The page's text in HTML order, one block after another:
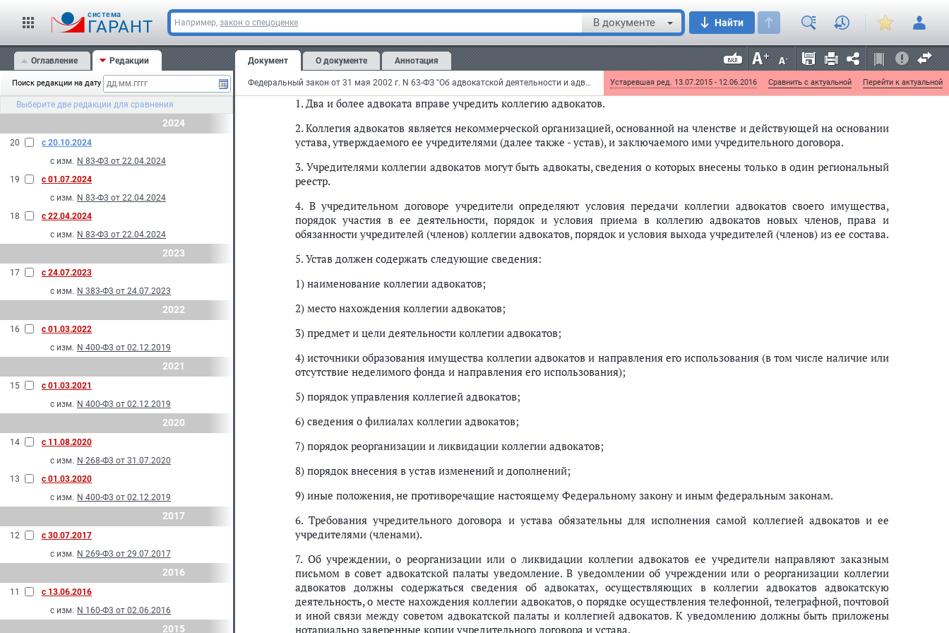
cистема
ГАРАНТ Например, закон о спецоценке В документе Найти
Оглавление Редакции
Поиск редакции на дату
Выберите две редакции для сравнения
2024
20
с 20.10.2024
с изм. N 83-Ф3 от 22.04.2024
19
с 01.07.2024
с изм. N 83-Ф3 от 22.04.2024
18
с 22.04.2024
с изм. N 83-Ф3 от 22.04.2024
2023
17
с 24.07.2023
с изм. N 383-Ф3 от 24.07.2023
2022
16
с 01.03.2022
с изм. N 400-Ф3 от 02.12.2019
2021
15
с 01.03.2021
с изм. N 400-Ф3 от 02.12.2019
2020
14
с 11.08.2020
с изм. N 268-Ф3 от 31.07.2020
13
с 01.03.2020
с изм. N 400-Ф3 от 02.12.2019
2017
12
с 30.07.2017
с изм. N 269-Ф3 от 29.07.2017
2016
11
с 13.06.2016
с изм. N 160-Ф3 от 02.06.2016
2015
Документ О документе Аннотация
Федеральный закон от 31 мая 2002 г. N 63-ФЗ "Об адвокатской деятельности и адвокатуре в Российской Федерации" Устаревшая ред. 13.07.2015 - 12.06.2016 Сравнить с актуальной Перейти к актуальной
Федеральным закономот 20 декабря 2004 г. N 163-ФЗ в статью 22 настоящего Федерального закона внесены изменения
См. текст статьи в предыдущей редакции
Статья 22.Коллегия адвокатов
1. Два и более адвоката вправе учредить коллегию адвокатов.
2. Коллегия адвокатов является некоммерческой организацией, основанной на членстве и действующей на основании
устава, утверждаемого ее учредителями (далее также - устав), и заключаемого ими учредительного договора.
3. Учредителями коллегии адвокатов могут быть адвокаты, сведения о которых внесены только в один региональный
реестр.
4. В учредительном договоре учредители определяют условия передачи коллегии адвокатов своего имущества,
порядок участия в ее деятельности, порядок и условия приема в коллегию адвокатов новых членов, права и
обязанности учредителей (членов) коллегии адвокатов, порядок и условия выхода учредителей (членов) из ее состава.
5. Устав должен содержать следующие сведения:
1) наименование коллегии адвокатов;
2) место нахождения коллегии адвокатов;
3) предмет и цели деятельности коллегии адвокатов;
4) источники образования имущества коллегии адвокатов и направления его использования (в том числе наличие или
отсутствие неделимого фонда и направления его использования);
5) порядок управления коллегией адвокатов;
6) сведения о филиалах коллегии адвокатов;
7) порядок реорганизации и ликвидации коллегии адвокатов;
8) порядок внесения в устав изменений и дополнений;
9) иные положения, не противоречащие настоящему Федеральному закону и иным федеральным законам.
6. Требования учредительного договора и устава обязательны для исполнения самой коллегией адвокатов и ее
учредителями (членами).
7. Об учреждении, о реорганизации или о ликвидации коллегии адвокатов ее учредители направляют заказным
письмом в совет адвокатской палаты уведомление. В уведомлении об учреждении или о реорганизации коллегии
адвокатов должны содержаться сведения об адвокатах, осуществляющих в коллегии адвокатов адвокатскую
деятельность, о месте нахождения коллегии адвокатов, о порядке осуществления телефонной, телеграфной, почтовой
и иной связи между советом адвокатской палаты и коллегией адвокатов. К уведомлению должны быть приложены
нотариально заверенные копии учредительного договора и устава.